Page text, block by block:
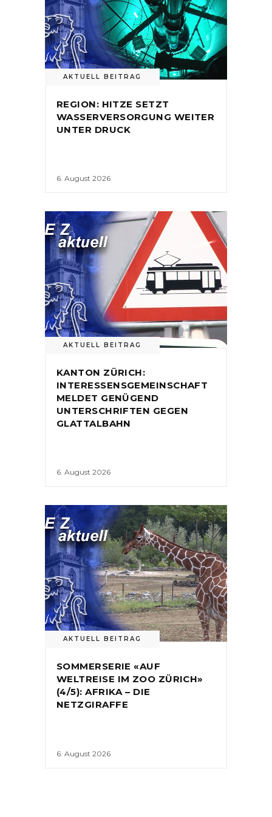
AKTUELL BEITRAG
REGION: HITZE SETZT
WASSERVERSORGUNG WEITER
UNTER DRUCK
6. August 2026
AKTUELL BEITRAG
KANTON ZÜRICH:
INTERESSENSGEMEINSCHAFT
MELDET GENÜGEND
UNTERSCHRIFTEN GEGEN
GLATTALBAHN
6. August 2026
AKTUELL BEITRAG
SOMMERSERIE «AUF
WELTREISE IM ZOO ZÜRICH»
(4/5): AFRIKA – DIE
NETZGIRAFFE
6. August 2026